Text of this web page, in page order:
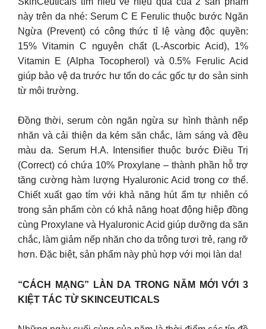
này trên da nhé: Serum C E Ferulic thuộc bước Ngăn
Ngừa (Prevent) có công thức tỉ lệ vàng độc quyền:
15% Vitamin C nguyên chất (L-Ascorbic Acid), 1%
Vitamin E (Alpha Tocopherol) và 0.5% Ferulic Acid
giúp bảo vệ da trước hư tổn do các gốc tự do sản sinh
từ môi trường.
Đồng thời, serum còn ngăn ngừa sự hình thành nếp
nhăn và cải thiện da kém săn chắc, làm sáng và đều
màu da. Serum H.A. Intensifier thuộc bước Điều Trị
(Correct) có chứa 10% Proxylane – thành phần hỗ trợ
tăng cường hàm lượng Hyaluronic Acid trong cơ thể.
Chiết xuất gạo tím với khả năng hút ẩm tự nhiên có
trong sản phẩm còn có khả năng hoạt động hiệp đồng
cùng Proxylane và Hyaluronic Acid giúp dưỡng da săn
chắc, làm giảm nếp nhăn cho da trông tươi trẻ, rạng rỡ
hơn. Đặc biệt, sản phẩm này phù hợp với mọi làn da!
“CÁCH MẠNG” LÀN DA TRONG NĂM MỚI VỚI 3
KIỆT TÁC TỪ SKINCEUTICALS